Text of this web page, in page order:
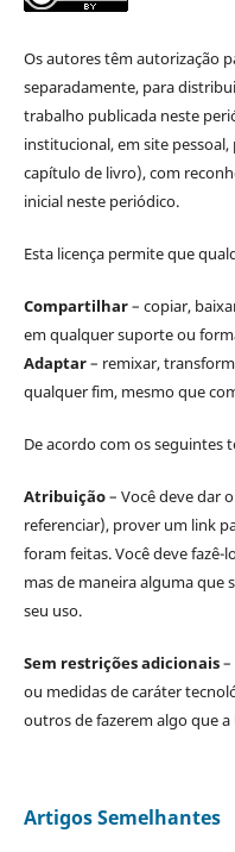
Os autores têm autorização
separadamente, para
trabalho publicada neste
institucional, em site
capítulo de livro), com
inicial neste periódico.
Esta licença permite que
Compartilhar– copiar,
em qualquer suporte ou
Adaptar– remixar,
qualquer fim, mesmo que
De acordo com os seguintes
Atribuição– Você deve dar
referenciar), prover um link
foram feitas. Você deve
mas de maneira alguma que
seu uso.
Sem restrições adicionais–
ou medidas de caráter
outros de fazerem algo que
Artigos Semelhantes